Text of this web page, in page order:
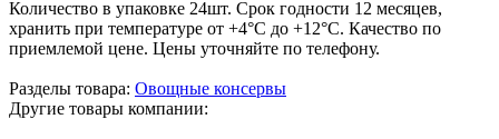
Количество в упаковке 24шт. Срок годности 12 месяцев,
хранить при температуре от +4°С до +12°С. Качество по
приемлемой цене. Цены уточняйте по телефону.
Разделы товара: Овощные консервы
Другие товары компании: